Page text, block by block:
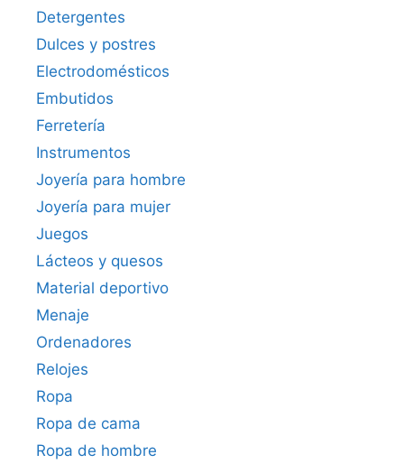
Detergentes
Dulces y postres
Electrodomésticos
Embutidos
Ferretería
Instrumentos
Joyería para hombre
Joyería para mujer
Juegos
Lácteos y quesos
Material deportivo
Menaje
Ordenadores
Relojes
Ropa
Ropa de cama
Ropa de hombre